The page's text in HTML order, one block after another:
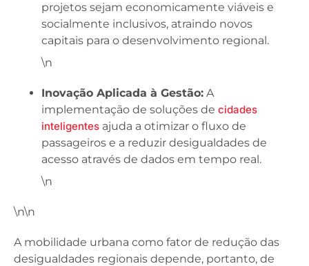
projetos sejam economicamente viáveis e
socialmente inclusivos, atraindo novos
capitais para o desenvolvimento regional.
\n
Inovação Aplicada à Gestão: A
implementação de soluções de cidades
inteligentes ajuda a otimizar o fluxo de
passageiros e a reduzir desigualdades de
acesso através de dados em tempo real.
\n
\n\n
A mobilidade urbana como fator de redução das
desigualdades regionais depende, portanto, de